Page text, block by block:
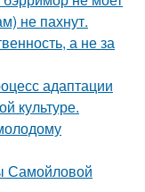
не пахнут.
а не за
адаптации
культуре.
Самойловой